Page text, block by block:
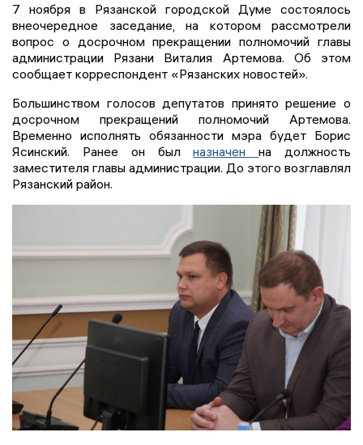
7 ноября в Рязанской городской Думе состоялось
внеочередное заседание, на котором рассмотрели
вопрос о досрочном прекращении полномочий главы
администрации Рязани Виталия Артемова. Об этом
сообщает корреспондент «Рязанских новостей».
Большинством голосов депутатов принято решение о
досрочном прекращений полномочий Артемова.
Временно исполнять обязанности мэра будет Борис
Ясинский. Ранее он былназначенна должность
заместителя главы администрации. До этого возглавлял
Рязанский район.